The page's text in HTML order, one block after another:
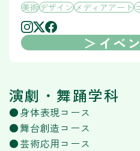
美術デザインメディアアート
イベ
演劇・舞踊学科
身体表現コース
舞台創造コース
芸術応用コース